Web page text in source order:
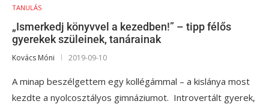
TANULÁS
„Ismerkedj könyvvel a kezedben!” – tipp félős
gyerekek szüleinek, tanárainak
Kovács Móni 2019-09-10
A minap beszélgettem egy kollégámmal – a kislánya most
kezdte a nyolcosztályos gimnáziumot. Introvertált gyerek,